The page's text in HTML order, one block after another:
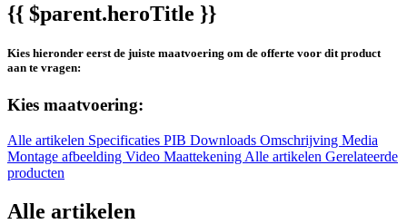
{{ $parent.heroTitle }}
Kies hieronder eerst de juiste maatvoering om de offerte voor dit product
aan te vragen:
Kies maatvoering:
Alle artikelen Specificaties PIB Downloads Omschrijving Media
Montage afbeelding Video Maattekening Alle artikelen Gerelateerde
producten
Alle artikelen